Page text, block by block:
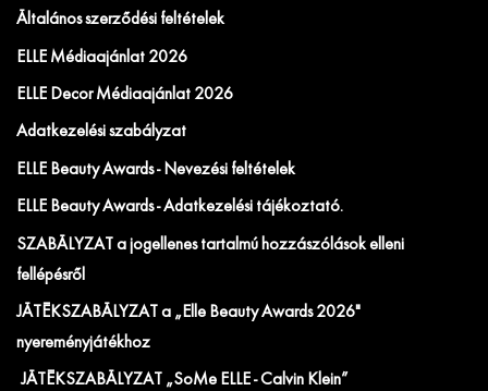
Általános szerződési feltételek
ELLE Médiaajánlat 2026
ELLE Decor Médiaajánlat 2026
Adatkezelési szabályzat
ELLE Beauty Awards - Nevezési feltételek
ELLE Beauty Awards - Adatkezelési tájékoztató.
SZABÁLYZAT a jogellenes tartalmú hozzászólások elleni
fellépésről
JÁTÉKSZABÁLYZAT a „Elle Beauty Awards 2026"
nyereményjátékhoz
JÁTÉKSZABÁLYZAT „SoMe ELLE - Calvin Klein”